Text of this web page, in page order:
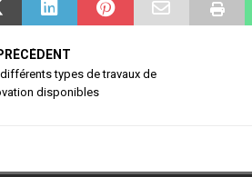
types de travaux de
disponibles